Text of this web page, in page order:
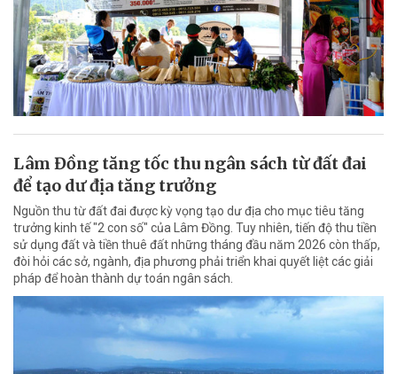
Lâm Đồng tăng tốc thu ngân sách từ đất đai
để tạo dư địa tăng trưởng
Nguồn thu từ đất đai được kỳ vọng tạo dư địa cho mục tiêu tăng
trưởng kinh tế "2 con số" của Lâm Đồng. Tuy nhiên, tiến độ thu tiền
sử dụng đất và tiền thuê đất những tháng đầu năm 2026 còn thấp,
đòi hỏi các sở, ngành, địa phương phải triển khai quyết liệt các giải
pháp để hoàn thành dự toán ngân sách.